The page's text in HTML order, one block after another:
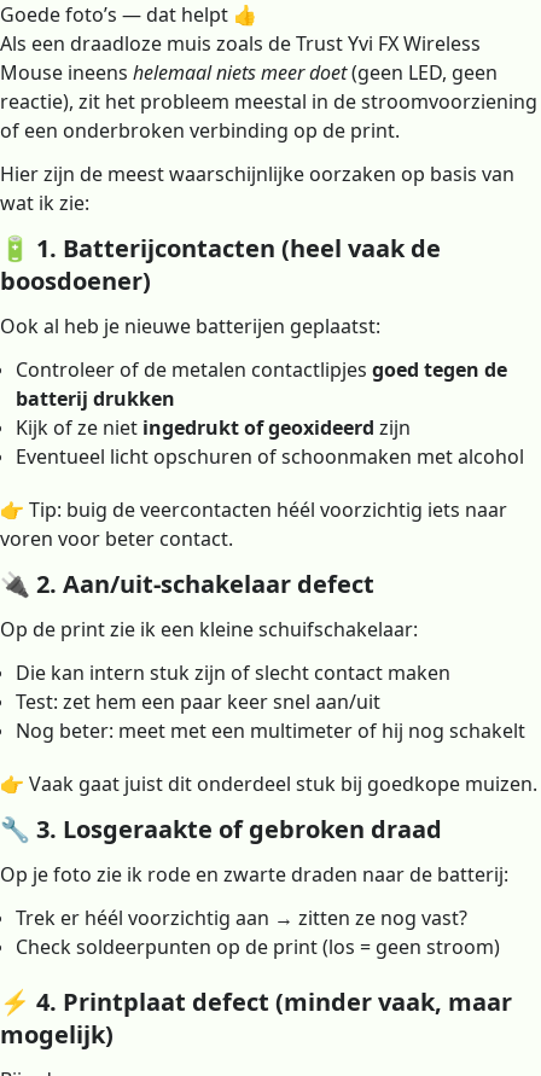
Goede foto’s — dat helpt 👍
Als een draadloze muis zoals de Trust Yvi FX Wireless
Mouse ineens helemaal niets meer doet(geen LED, geen
reactie), zit het probleem meestal in de stroomvoorziening
of een onderbroken verbinding op de print.
Hier zijn de meest waarschijnlijke oorzaken op basis van
wat ik zie:
🔋 1. Batterijcontacten (heel vaak de
boosdoener)
Ook al heb je nieuwe batterijen geplaatst:
Controleer of de metalen contactlipjesgoed tegen de
batterij drukken
Kijk of ze niet ingedrukt of geoxideerd zijn
Eventueel licht opschuren of schoonmaken met alcohol
👉 Tip: buig de veercontacten héél voorzichtig iets naar
voren voor beter contact.
🔌 2. Aan/uit-schakelaar defect
Op de print zie ik een kleine schuifschakelaar:
Die kan intern stuk zijn of slecht contact maken
Test: zet hem een paar keer snel aan/uit
Nog beter: meet met een multimeter of hij nog schakelt
👉 Vaak gaat juist dit onderdeel stuk bij goedkope muizen.
🔧 3. Losgeraakte of gebroken draad
Op je foto zie ik rode en zwarte draden naar de batterij:
Trek er héél voorzichtig aan → zitten ze nog vast?
Check soldeerpunten op de print (los = geen stroom)
⚡ 4. Printplaat defect (minder vaak, maar
mogelijk)